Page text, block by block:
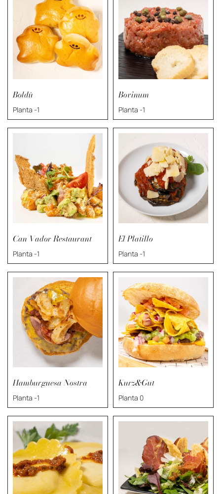
Boldú
Planta -1
Bovinum
Planta -1
Can Vador Restaurant
Planta -1
El Platillo
Planta -1
Hamburguesa Nostra
Planta -1
Kurz&Gut
Planta 0